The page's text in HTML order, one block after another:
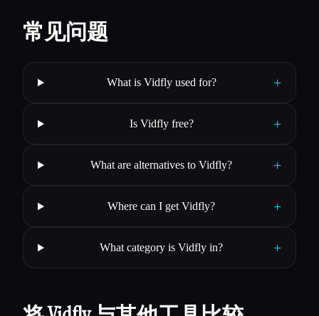
常见问题
What is Vidfly used for? +
Is Vidfly free? +
What are alternatives to Vidfly? +
Where can I get Vidfly? +
What category is Vidfly in? +